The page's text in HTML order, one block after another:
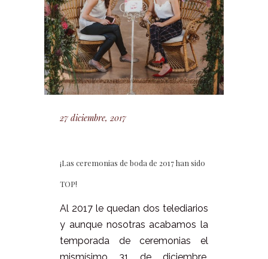
27 diciembre, 2017
¡Las ceremonias de boda de 2017 han sido
TOP!
Al 2017 le quedan dos telediarios
y aunque nosotras acabamos la
temporada de ceremonias el
mismísimo 31 de diciembre,